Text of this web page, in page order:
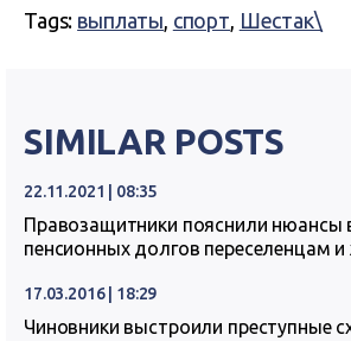
Tags: выплаты, спорт, Шестак\
SIMILAR POSTS
22.11.2021 | 08:35
Правозащитники пояснили нюансы
пенсионных долгов переселенцам
17.03.2016 | 18:29
Чиновники выстроили преступные